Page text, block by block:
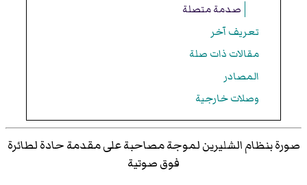
صدمة متصلة
تعريف آخر
مقالات ذات صلة
المصادر
وصلات خارجية
صورة بنظام الشليرين لموجة مصاحبة على مقدمة حادة لطائرة
فوق صوتية